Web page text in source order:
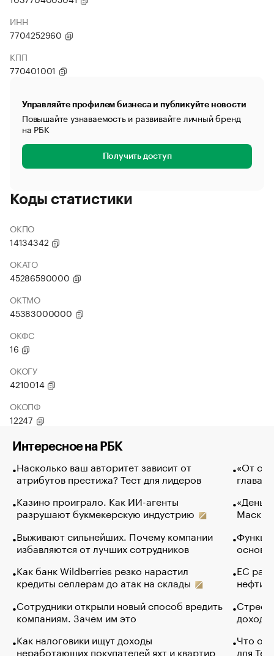
ИНН
7704252960
КПП
770401001
Управляйте профилем бизнеса и публикуйте новости
Повышайте узнаваемость и развивайте личный бренд
на РБК
Получить доступ
Коды статистики
ОКПО
14134342
ОКАТО
45286590000
ОКТМО
45383000000
ОКФС
16
ОКОГУ
4210014
ОКОПФ
12247
Интересное на РБК
Насколько ваш авторитет зависит от
атрибутов престижа? Тест для лидеров
Казино проиграло. Как ИИ-агенты
разрушают букмекерскую индустрию
Выживают сильнейших. Почему компании
избавляются от лучших сотрудников
Как банк Wildberries резко нарастил
кредиты селлерам до атак на склады
Сотрудники открыли новый способ вредить
компаниям. Зачем им это
Как налоговики ищут доходы
неработающих покупателей яхт и квартир
«От
глава
Маск в
основ
ЕС
нефти
Что
для